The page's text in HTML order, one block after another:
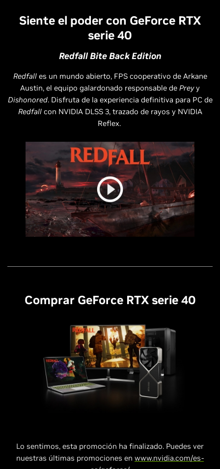
Siente el poder con GeForce RTX
serie 40
Redfall Bite Back Edition
Redfalles un mundo abierto, FPS cooperativo de Arkane
Austin, el equipo galardonado responsable de Preyy
Dishonored. Disfruta de la experiencia definitiva para PC de
Redfallcon NVIDIA DLSS 3, trazado de rayos y NVIDIA
Reflex.
Comprar GeForce RTX serie 40
Lo sentimos, esta promoción ha finalizado. Puedes ver
nuestras últimas promociones en www.nvidia.com/es-